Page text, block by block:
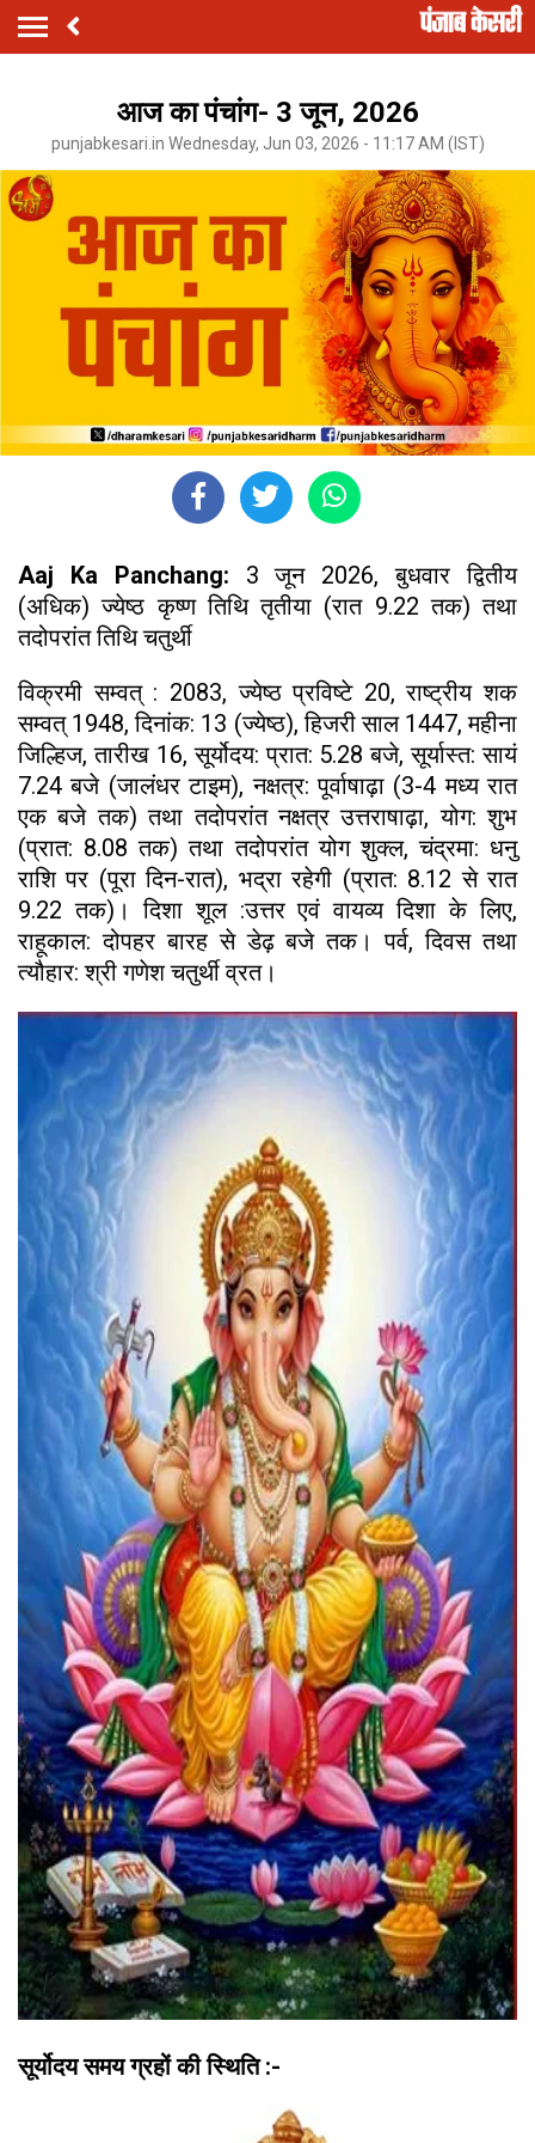
आज का पंचांग- 3 जून, 2026
punjabkesari.in Wednesday, Jun 03, 2026 - 11:17 AM (IST)
Aaj Ka Panchang: 3 जून 2026, बुधवार द्वितीय
(अधिक) ज्येष्ठ कृष्ण तिथि तृतीया (रात 9.22 तक) तथा
तदोपरांत तिथि चतुर्थी
विक्रमी सम्वत् : 2083, ज्येष्ठ प्रविष्टे 20, राष्ट्रीय शक
सम्वत् 1948, दिनांक: 13 (ज्येष्ठ), हिजरी साल 1447, महीना
जिल्हिज, तारीख 16, सूर्योदय: प्रात: 5.28 बजे, सूर्यास्त: सायं
7.24 बजे (जालंधर टाइम), नक्षत्र: पूर्वाषाढ़ा (3-4 मध्य रात
एक बजे तक) तथा तदोपरांत नक्षत्र उत्तराषाढ़ा, योग: शुभ
(प्रात: 8.08 तक) तथा तदोपरांत योग शुक्ल, चंद्रमा: धनु
राशि पर (पूरा दिन-रात), भद्रा रहेगी (प्रात: 8.12 से रात
9.22 तक)। दिशा शूल :उत्तर एवं वायव्य दिशा के लिए,
राहूकाल: दोपहर बारह से डेढ़ बजे तक। पर्व, दिवस तथा
त्यौहार: श्री गणेश चतुर्थी व्रत।
सूर्योदय समय ग्रहों की स्थिति :-